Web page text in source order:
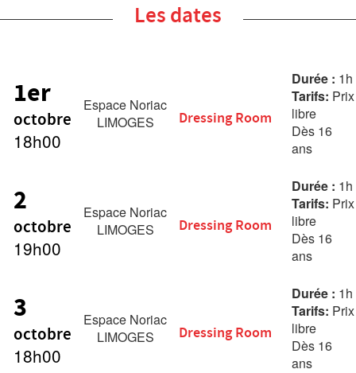
Les dates
1er
octobre
18h00
Espace Noriac
LIMOGES
Dressing Room
Durée : 1h
Tarifs: Prix
libre
Dès 16
ans
2
octobre
19h00
Espace Noriac
LIMOGES
Dressing Room
Durée : 1h
Tarifs: Prix
libre
Dès 16
ans
3
octobre
18h00
Espace Noriac
LIMOGES
Dressing Room
Durée : 1h
Tarifs: Prix
libre
Dès 16
ans